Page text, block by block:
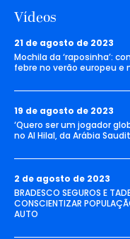
Vídeos
21 de agosto de 2023
Mochila da ‘raposinha’:
febre no verão europeu e
19 de agosto de 2023
‘Quero ser um jogador
no Al Hilal, da Arábia
2 de agosto de 2023
BRADESCO SEGUROS E
CONSCIENTIZAR
AUTO